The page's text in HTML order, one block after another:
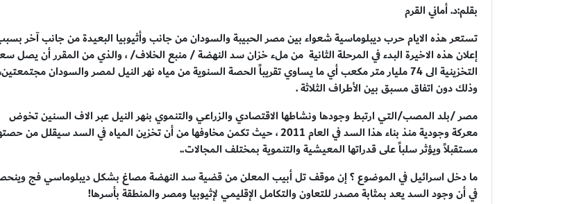
بقلم:د. أماني القرم
تستعر هذه الايام حرب ديبلوماسية شعواء بين مصر الحبيبة والسودان من جانب وأثيوبيا البعيدة من جانب آخر
إعلان هذه الاخيرة البدء في المرحلة الثانية من ملء خزان سد النهضة / منبع الخلاف/ ، والذي من المقرر أن يصل
التخزينية الى 74 مليار متر مكعب أي ما يساوي تقريباً الحصة السنوية من مياه نهر النيل لمصر والسودان مجتمعتين،
وذلك دون اتفاق مسبق بين الأطراف الثلاثة .
مصر /بلد المصب/التي ارتبط وجودها ونشاطها الاقتصادي والزراعي والتنموي بنهر النيل عبر الاف السنين تخوض
معركة وجودية منذ بناء هذا السد في العام 2011 ، حيث تكمن مخاوفها من أن تخزين المياه في السد سيقلل من
مستقبلاً ويؤثر سلباً على قدراتها المعيشية والتنموية بمختلف المجالات..
ما دخل اسرائيل في الموضوع ؟ إن موقف تل أبيب المعلن من قضية سد النهضة مصاغ بشكل ديبلوماسي فج
في أن وجود السد يعد بمثابة مصدر للتعاون والتكامل الإقليمي لإثيوبيا ومصر والمنطقة بأسرها!